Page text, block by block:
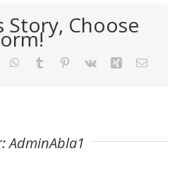
Story, Choose
WhatsApp
Tumblr Pinterest
Vk Xing Email
AdminAbla1